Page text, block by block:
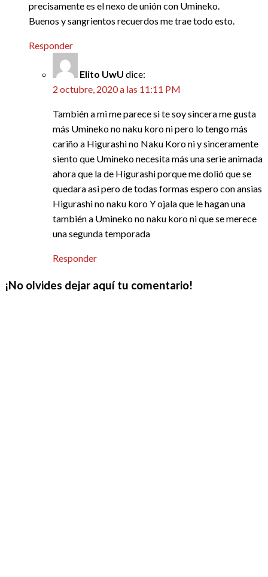
precisamente es el nexo de unión con Umineko.
Buenos y sangrientos recuerdos me trae todo esto.
Responder
Elito UwU dice:
2 octubre, 2020 a las 11:11 PM
También a mi me parece si te soy sincera me gusta
más Umineko no naku koro ni pero lo tengo más
cariño a Higurashi no Naku Koro ni y sinceramente
siento que Umineko necesita más una serie animada
ahora que la de Higurashi porque me dolió que se
quedara asi pero de todas formas espero con ansias
Higurashi no naku koro Y ojala que le hagan una
también a Umineko no naku koro ni que se merece
una segunda temporada
Responder
¡No olvides dejar aquí tu comentario!